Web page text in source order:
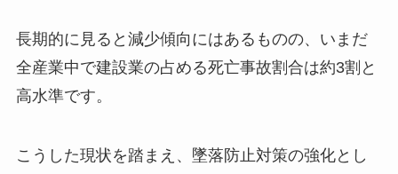
長期的に見ると減少傾向にはあるものの、いまだ
全産業中で建設業の占める死亡事故割合は約3割と
高水準です。
こうした現状を踏まえ、墜落防止対策の強化とし